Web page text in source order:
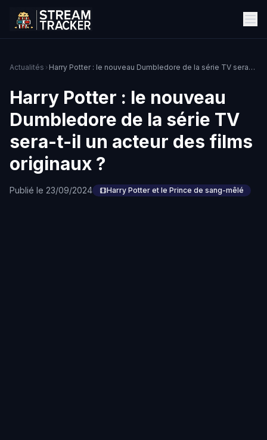
Actualités Harry Potter : le nouveau Dumbledore de la série TV sera-t-il un acteur des films originaux ?
Harry Potter : le nouveau
Dumbledore de la série TV
sera-t-il un acteur des films
originaux ?
Publié le 23/09/2024 Harry Potter et le Prince de sang-mêlé